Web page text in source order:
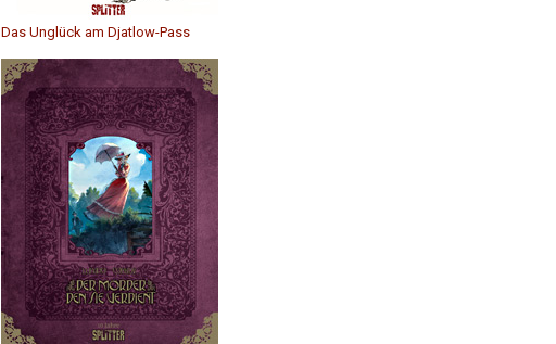
Das Unglück am Djatlow-Pass